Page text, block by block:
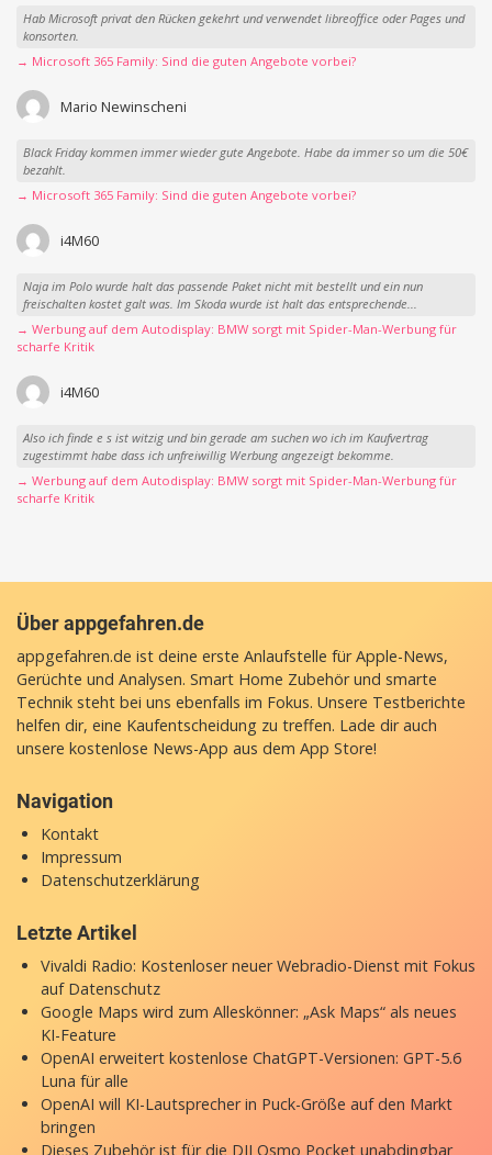
Hab Microsoft privat den Rücken gekehrt und verwendet libreoffice oder Pages und
konsorten.
→ Microsoft 365 Family: Sind die guten Angebote vorbei?
Mario Newinscheni
Black Friday kommen immer wieder gute Angebote. Habe da immer so um die 50€
bezahlt.
→ Microsoft 365 Family: Sind die guten Angebote vorbei?
i4M60
Naja im Polo wurde halt das passende Paket nicht mit bestellt und ein nun
freischalten kostet galt was. Im Skoda wurde ist halt das entsprechende...
→ Werbung auf dem Autodisplay: BMW sorgt mit Spider-Man-Werbung für
scharfe Kritik
i4M60
Also ich finde e s ist witzig und bin gerade am suchen wo ich im Kaufvertrag
zugestimmt habe dass ich unfreiwillig Werbung angezeigt bekomme.
→ Werbung auf dem Autodisplay: BMW sorgt mit Spider-Man-Werbung für
scharfe Kritik
Über appgefahren.de
appgefahren.de ist deine erste Anlaufstelle für Apple-News,
Gerüchte und Analysen. Smart Home Zubehör und smarte
Technik steht bei uns ebenfalls im Fokus. Unsere Testberichte
helfen dir, eine Kaufentscheidung zu treffen. Lade dir auch
unsere kostenlose News-App aus dem App Store!
Navigation
Kontakt
Impressum
Datenschutzerklärung
Letzte Artikel
Vivaldi Radio: Kostenloser neuer Webradio-Dienst mit Fokus
auf Datenschutz
Google Maps wird zum Alleskönner: „Ask Maps“ als neues
KI-Feature
OpenAI erweitert kostenlose ChatGPT-Versionen: GPT-5.6
Luna für alle
OpenAI will KI-Lautsprecher in Puck-Größe auf den Markt
bringen
Dieses Zubehör ist für die DJI Osmo Pocket unabdingbar